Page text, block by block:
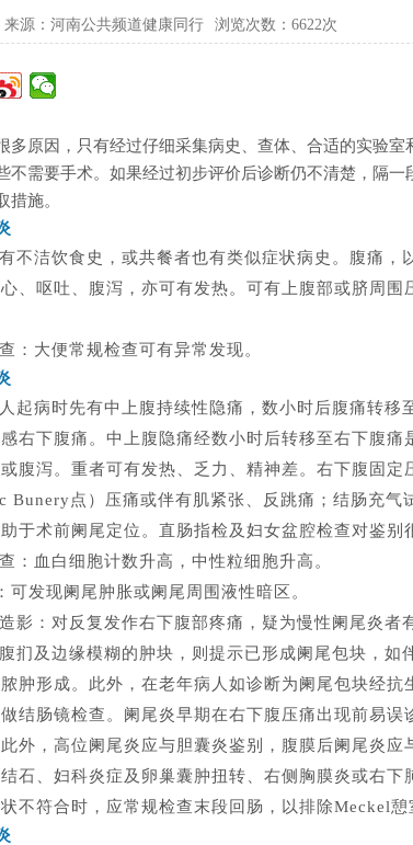
来源：河南公共频道健康同行 浏览次数：6622次
多原因，只有经过仔细采集病史、查体、合适的实验
不需要手术。如果经过初步评价后诊断仍不清楚，隔
措施。
不洁饮食史，或共餐者也有类似症状病史。腹痛，
、呕吐、腹泻，亦可有发热。可有上腹部或脐周
：大便常规检查可有异常发现。
起病时先有中上腹持续性隐痛，数小时后腹痛转移
右下腹痛。中上腹隐痛经数小时后转移至右下腹
腹泻。重者可有发热、乏力、精神差。右下腹固
Bunery点）压痛或伴有肌紧张、反跳痛；结肠充气
于术前阑尾定位。直肠指检及妇女盆腔检查对鉴别
：血白细胞计数升高，中性粒细胞升高。
可发现阑尾肿胀或阑尾周围液性暗区。
影：对反复发作右下腹部疼痛，疑为慢性阑尾炎者
扪及边缘模糊的肿块，则提示已形成阑尾包块，如
肿形成。此外，在老年病人如诊断为阑尾包块经
结肠镜检查。阑尾炎早期在右下腹压痛出现前易
外，高位阑尾炎应与胆囊炎鉴别，腹膜后阑尾炎
石、妇科炎症及卵巢囊肿扭转、右侧胸膜炎或右
不符合时，应常规检查末段回肠，以排除Meckel憩